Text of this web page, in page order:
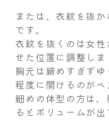
または、衣紋を抜
です。
衣紋を抜くのは女
せた位置に調整しま
胸元は締めすぎず
程度に開けるのがベ
細めの体型の方は
るとボリュームが出